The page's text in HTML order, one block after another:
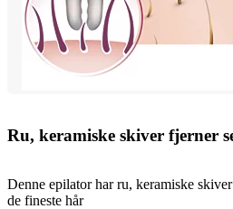
Ru, keramiske skiver fjerner
Denne epilator har ru, keramiske
de fineste hår